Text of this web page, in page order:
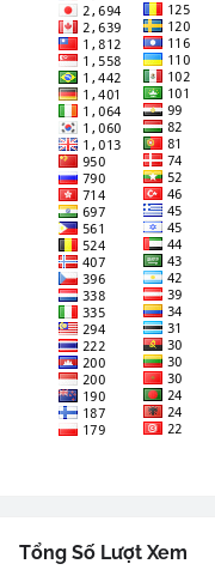
Tổng Số Lượt Xem